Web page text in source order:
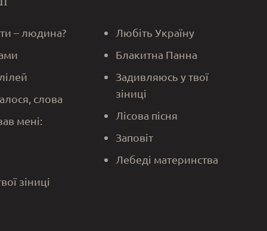
– людина?
слова
мені:
зіниці
Любіть Україну
Блакитна Панна
Задивляюсь у твої
зіниці
Лісова пісня
Заповіт
Лебеді материнства